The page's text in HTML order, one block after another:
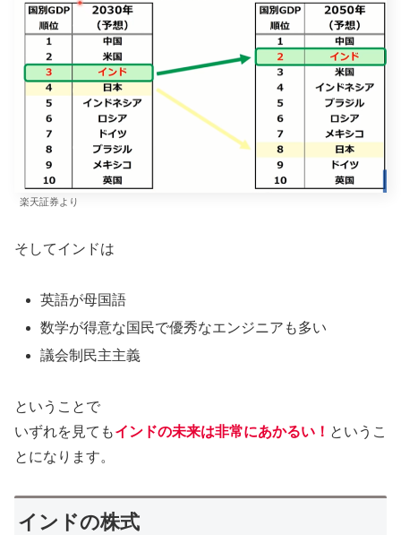
楽天証券より
そしてインドは
英語が母国語
数学が得意な国民で優秀なエンジニアも多い
議会制民主主義
ということで
いずれを見てもインドの未来は非常にあかるい！ というこ
とになります。
インドの株式